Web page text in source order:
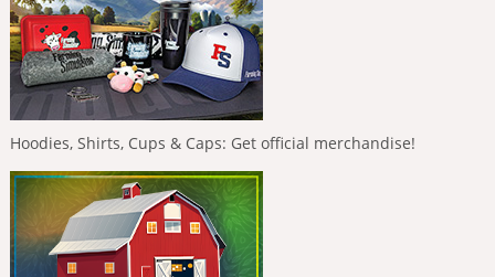
Hoodies, Shirts, Cups & Caps: Get official merchandise!